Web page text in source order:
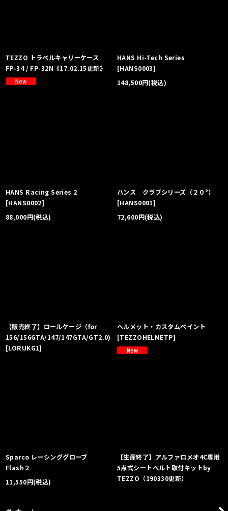
TEZZO トラベルキャリーケース
FP-34 / FP-32N《17.02.15更新》
HANS Hi-Tech Series
[HANS0003]
148,500円(税込)
HANS Racing Series 2
[HANS0002]
88,000円(税込)
ハンス クラブシリーズ（２０°）
[HANS0001]
72,600円(税込)
【販売終了】ロールケージ（for
156/156GTA/147/147GTA/GT2.0)
[LORUKG1]
ヘルメット・カスタムペイント
[TEZZOHELMETP]
Sparco レーシンググローブ
Flash２
11,550円(税込)
【生産終了】アルファロメオ4C専用
5点式シートベルト取付キットby
TEZZO（190330更新）